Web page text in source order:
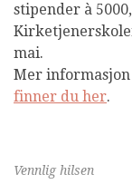
stipender à
mai.
Mer informasjon
finner du her.
Vennlig hilsen